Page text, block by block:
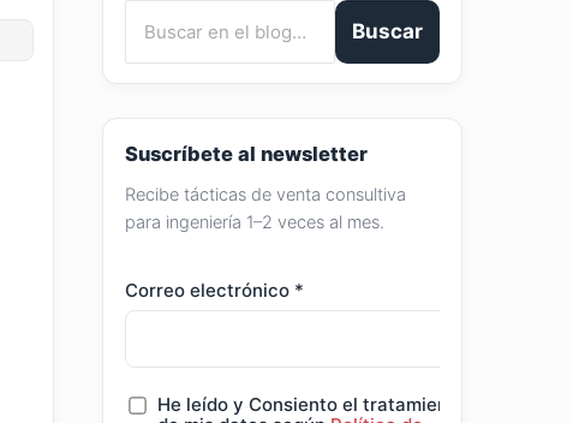
Buscar
Suscríbete al newsletter
Recibe tácticas de venta consultiva
para ingeniería 1–2 veces al mes.